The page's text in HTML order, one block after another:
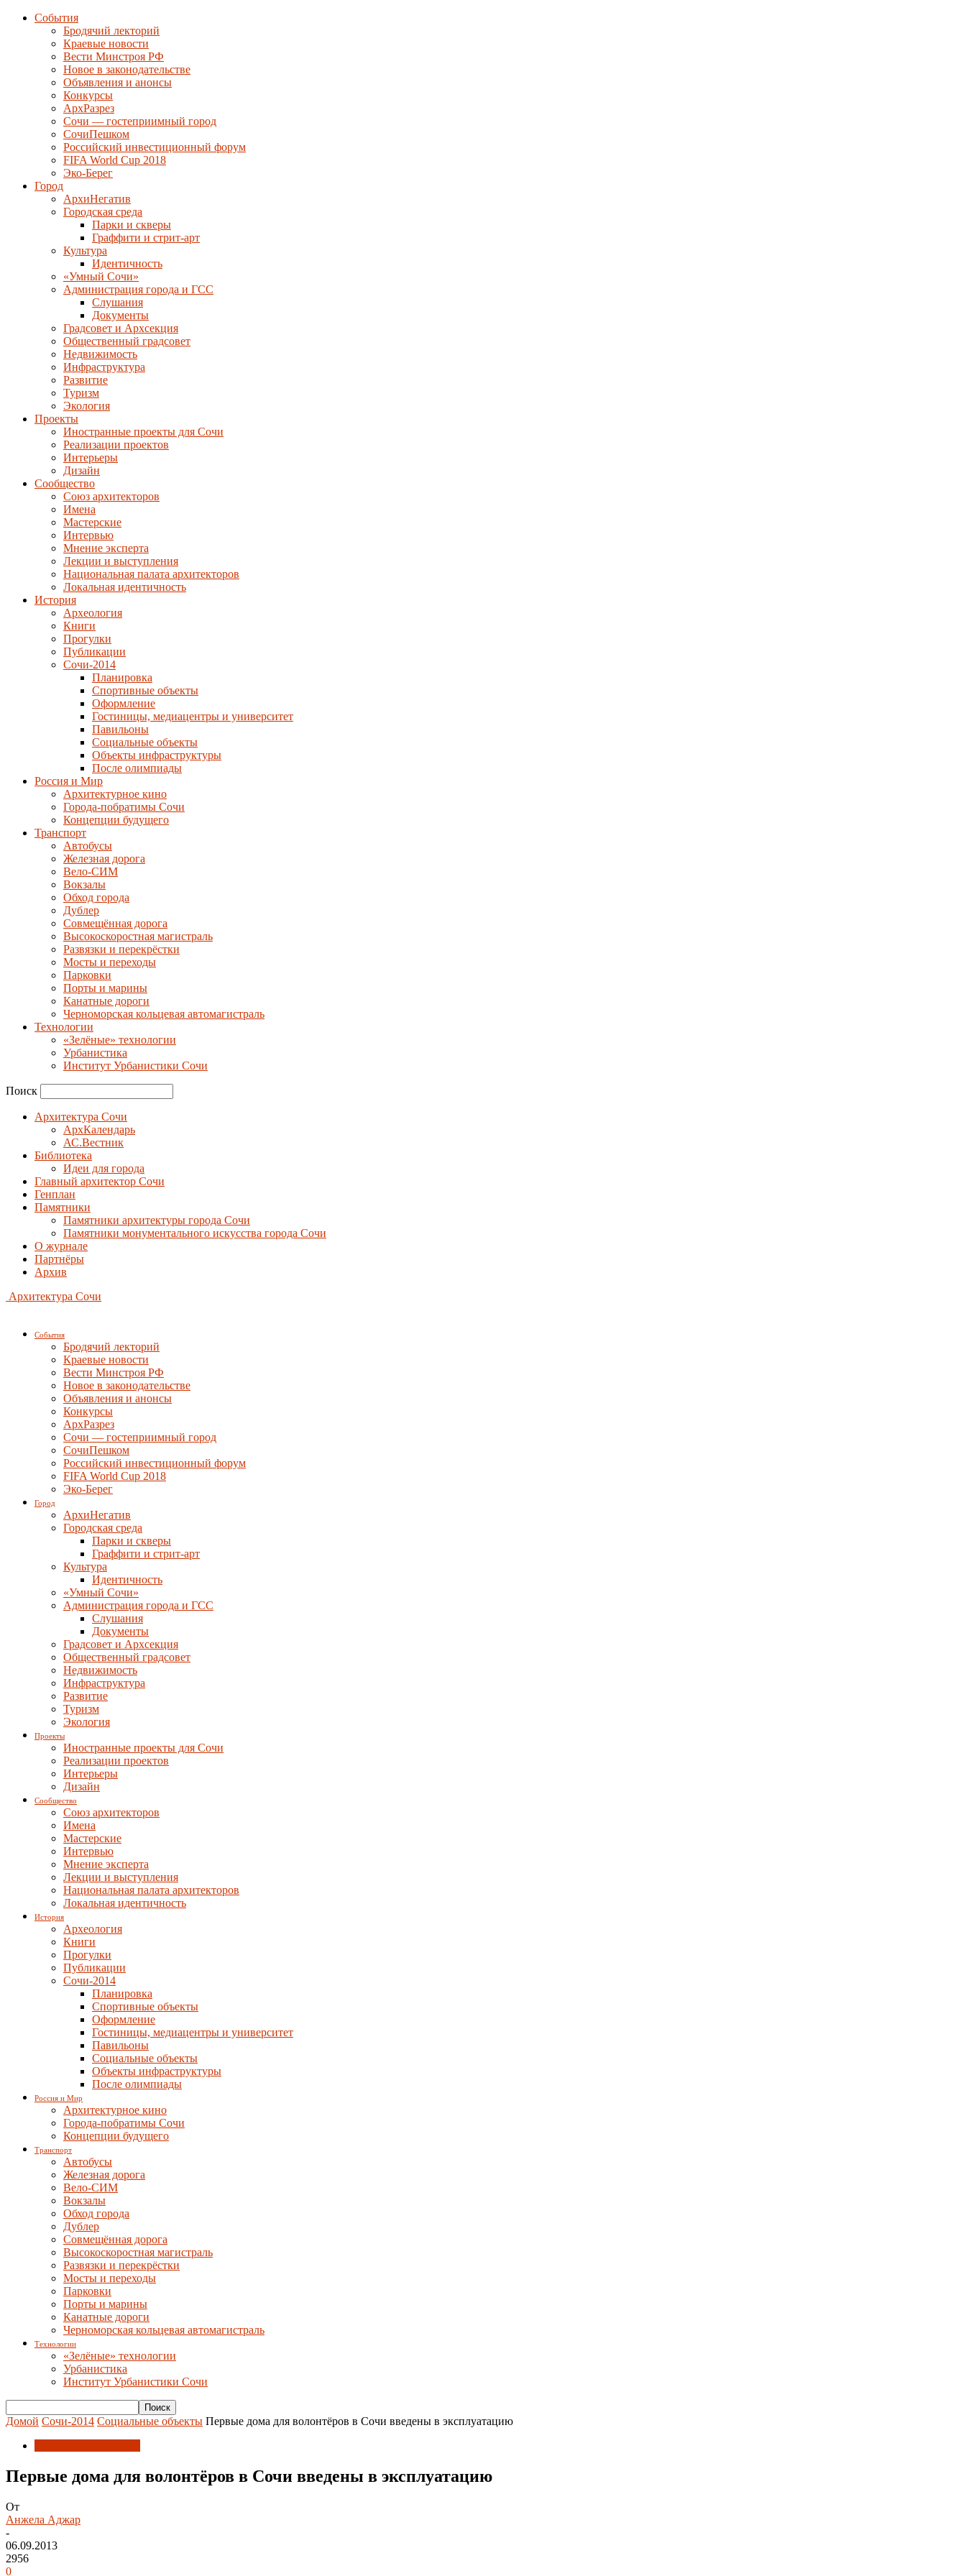
События
Бродячий лекторий
Краевые новости
Вести Минстроя РФ
Новое в законодательстве
Объявления и анонсы
Конкурсы
АрхРазрез
Сочи — гостеприимный город
СочиПешком
Российский инвестиционный форум
FIFA World Cup 2018
Эко-Берег
Город
АрхиНегатив
Городская среда
Парки и скверы
Граффити и стрит-арт
Культура
Идентичность
«Умный Сочи»
Администрация города и ГСС
Слушания
Документы
Градсовет и Архсекция
Общественный градсовет
Недвижимость
Инфраструктура
Развитие
Туризм
Экология
Проекты
Иностранные проекты для Сочи
Реализации проектов
Интерьеры
Дизайн
Сообщество
Союз архитекторов
Имена
Мастерские
Интервью
Мнение эксперта
Лекции и выступления
Национальная палата архитекторов
Локальная идентичность
История
Археология
Книги
Прогулки
Публикации
Сочи-2014
Планировка
Спортивные объекты
Оформление
Гостиницы, медиацентры и университет
Павильоны
Социальные объекты
Объекты инфраструктуры
После олимпиады
Россия и Мир
Архитектурное кино
Города-побратимы Сочи
Концепции будущего
Транспорт
Автобусы
Железная дорога
Вело-СИМ
Вокзалы
Обход города
Дублер
Совмещённая дорога
Высокоскоростная магистраль
Развязки и перекрёстки
Мосты и переходы
Парковки
Порты и марины
Канатные дороги
Черноморская кольцевая автомагистраль
Технологии
«Зелёные» технологии
Урбанистика
Институт Урбанистики Сочи
Поиск
Архитектура Сочи
АрхКалендарь
АС.Вестник
Библиотека
Идеи для города
Главный архитектор Сочи
Генплан
Памятники
Памятники архитектуры города Сочи
Памятники монументального искусства города Сочи
О журнале
Партнёры
Архив
Архитектура Сочи
События
Бродячий лекторий
Краевые новости
Вести Минстроя РФ
Новое в законодательстве
Объявления и анонсы
Конкурсы
АрхРазрез
Сочи — гостеприимный город
СочиПешком
Российский инвестиционный форум
FIFA World Cup 2018
Эко-Берег
Город
АрхиНегатив
Городская среда
Парки и скверы
Граффити и стрит-арт
Культура
Идентичность
«Умный Сочи»
Администрация города и ГСС
Слушания
Документы
Градсовет и Архсекция
Общественный градсовет
Недвижимость
Инфраструктура
Развитие
Туризм
Экология
Проекты
Иностранные проекты для Сочи
Реализации проектов
Интерьеры
Дизайн
Сообщество
Союз архитекторов
Имена
Мастерские
Интервью
Мнение эксперта
Лекции и выступления
Национальная палата архитекторов
Локальная идентичность
История
Археология
Книги
Прогулки
Публикации
Сочи-2014
Планировка
Спортивные объекты
Оформление
Гостиницы, медиацентры и университет
Павильоны
Социальные объекты
Объекты инфраструктуры
После олимпиады
Россия и Мир
Архитектурное кино
Города-побратимы Сочи
Концепции будущего
Транспорт
Автобусы
Железная дорога
Вело-СИМ
Вокзалы
Обход города
Дублер
Совмещённая дорога
Высокоскоростная магистраль
Развязки и перекрёстки
Мосты и переходы
Парковки
Порты и марины
Канатные дороги
Черноморская кольцевая автомагистраль
Технологии
«Зелёные» технологии
Урбанистика
Институт Урбанистики Сочи
Домой Сочи-2014 Социальные объекты Первые дома для волонтёров в Сочи введены в эксплуатацию
Первые дома для волонтёров в Сочи введены в эксплуатацию
От
Анжела Аджар
-
06.09.2013
2956
0